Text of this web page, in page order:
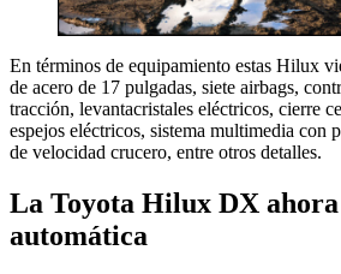
En términos de equipamiento estas Hilux
de acero de 17 pulgadas, siete airbags,
tracción, levantacristales eléctricos, cierre
espejos eléctricos, sistema multimedia con
de velocidad crucero, entre otros detalles.
La Toyota Hilux DX
automática